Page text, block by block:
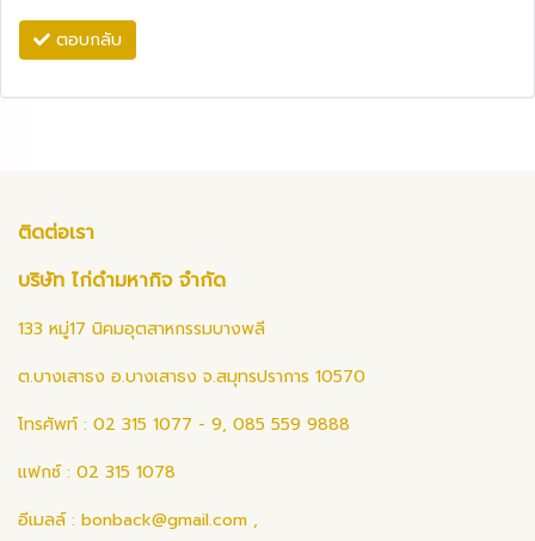
ตอบกลับ
ติดต่อเรา
บริษัท ไก่ดำมหากิจ จำกัด
133 หมู่17 นิคมอุตสาหกรรมบางพลี
ต.บางเสาธง อ.บางเสาธง จ.สมุทรปราการ 10570
โทรศัพท์ : 02 315 1077 - 9, 085 559 9888
แฟกซ์ : 02 315 1078
อีเมลล์ : bonback@gmail.com ,